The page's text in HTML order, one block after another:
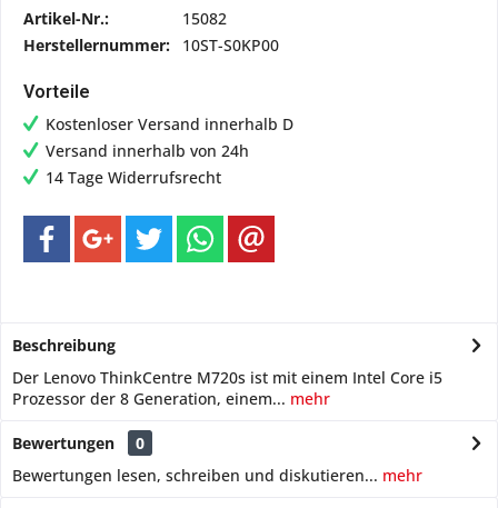
Artikel-Nr.:
15082
Herstellernummer:
10ST-S0KP00
Vorteile
Kostenloser Versand innerhalb D
Versand innerhalb von 24h
14 Tage Widerrufsrecht
Beschreibung
Der Lenovo ThinkCentre M720s ist mit einem Intel Core i5
Prozessor der 8 Generation, einem... mehr
Bewertungen
0
Bewertungen lesen, schreiben und diskutieren... mehr